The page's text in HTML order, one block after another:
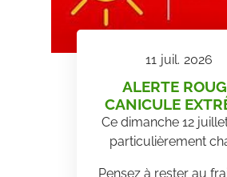
11 juil. 2026
ALERTE
CANICULE
Ce dimanche 12
particulièrement
Pensez à rester au